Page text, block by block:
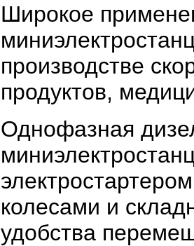
Широкое
производстве
продуктов,
Однофазная
колесами и
удобства